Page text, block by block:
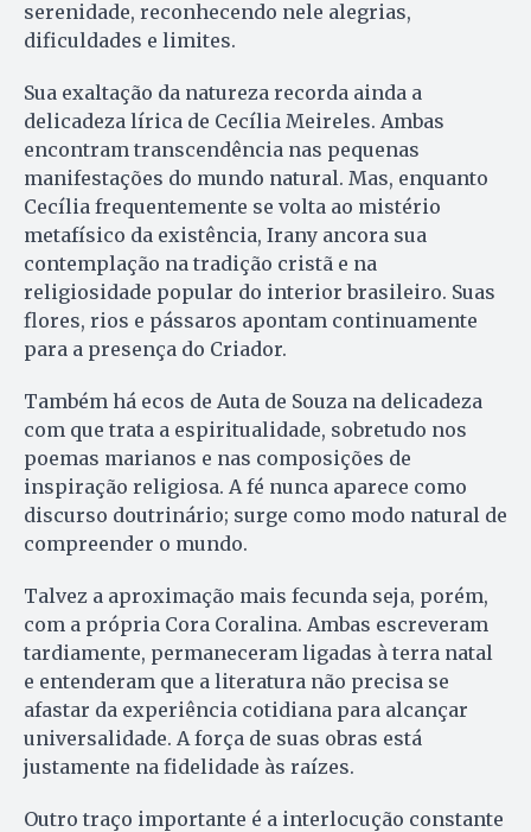
serenidade, reconhecendo nele alegrias,
dificuldades e limites.
Sua exaltação da natureza recorda ainda a
delicadeza lírica de Cecília Meireles. Ambas
encontram transcendência nas pequenas
manifestações do mundo natural. Mas, enquanto
Cecília frequentemente se volta ao mistério
metafísico da existência, Irany ancora sua
contemplação na tradição cristã e na
religiosidade popular do interior brasileiro. Suas
flores, rios e pássaros apontam continuamente
para a presença do Criador.
Também há ecos de Auta de Souza na delicadeza
com que trata a espiritualidade, sobretudo nos
poemas marianos e nas composições de
inspiração religiosa. A fé nunca aparece como
discurso doutrinário; surge como modo natural de
compreender o mundo.
Talvez a aproximação mais fecunda seja, porém,
com a própria Cora Coralina. Ambas escreveram
tardiamente, permaneceram ligadas à terra natal
e entenderam que a literatura não precisa se
afastar da experiência cotidiana para alcançar
universalidade. A força de suas obras está
justamente na fidelidade às raízes.
Outro traço importante é a interlocução constante